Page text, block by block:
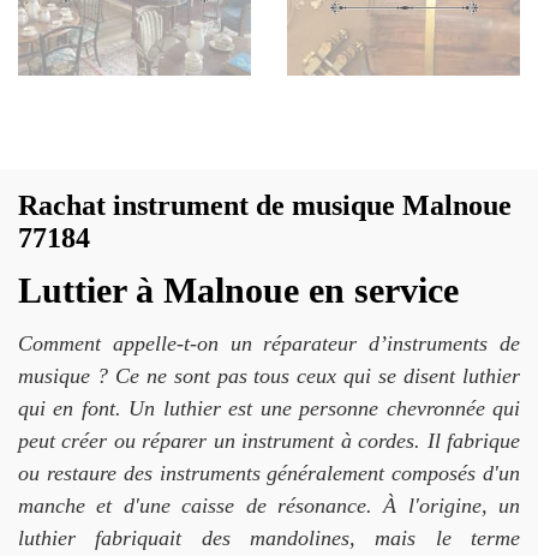
Rachat instrument de musique Malnoue
77184
Luttier à Malnoue en service
Comment appelle-t-on un réparateur d’instruments de
musique ? Ce ne sont pas tous ceux qui se disent luthier
qui en font. Un luthier est une personne chevronnée qui
peut créer ou réparer un instrument à cordes. Il fabrique
ou restaure des instruments généralement composés d'un
manche et d'une caisse de résonance. À l'origine, un
luthier fabriquait des mandolines, mais le terme